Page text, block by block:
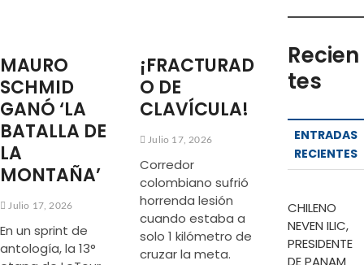
CUMBRES
ALPINAS
MAURO
SCHMID
GANÓ ‘LA
BATALLA DE
LA
MONTAÑA’
Julio 17, 2026
En un sprint de
antología, la 13°
¡FRACTURAD
O DE
CLAVÍCULA!
Julio 17, 2026
Corredor
colombiano sufrió
horrenda lesión
cuando estaba a
solo 1 kilómetro de
cruzar la meta.
Recien
tes
ENTRADAS
RECIENTES
CHILENO
NEVEN ILIC,
PRESIDENTE
DE PANAM